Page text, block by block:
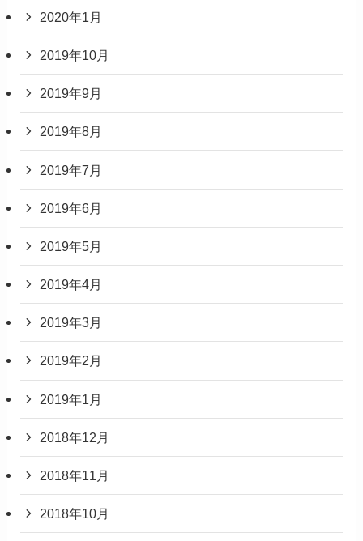
2020年1月
2019年10月
2019年9月
2019年8月
2019年7月
2019年6月
2019年5月
2019年4月
2019年3月
2019年2月
2019年1月
2018年12月
2018年11月
2018年10月